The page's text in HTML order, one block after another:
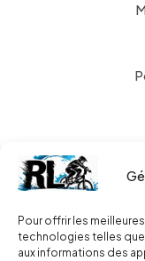
Pour offrir les
technologies telles
aux informations des